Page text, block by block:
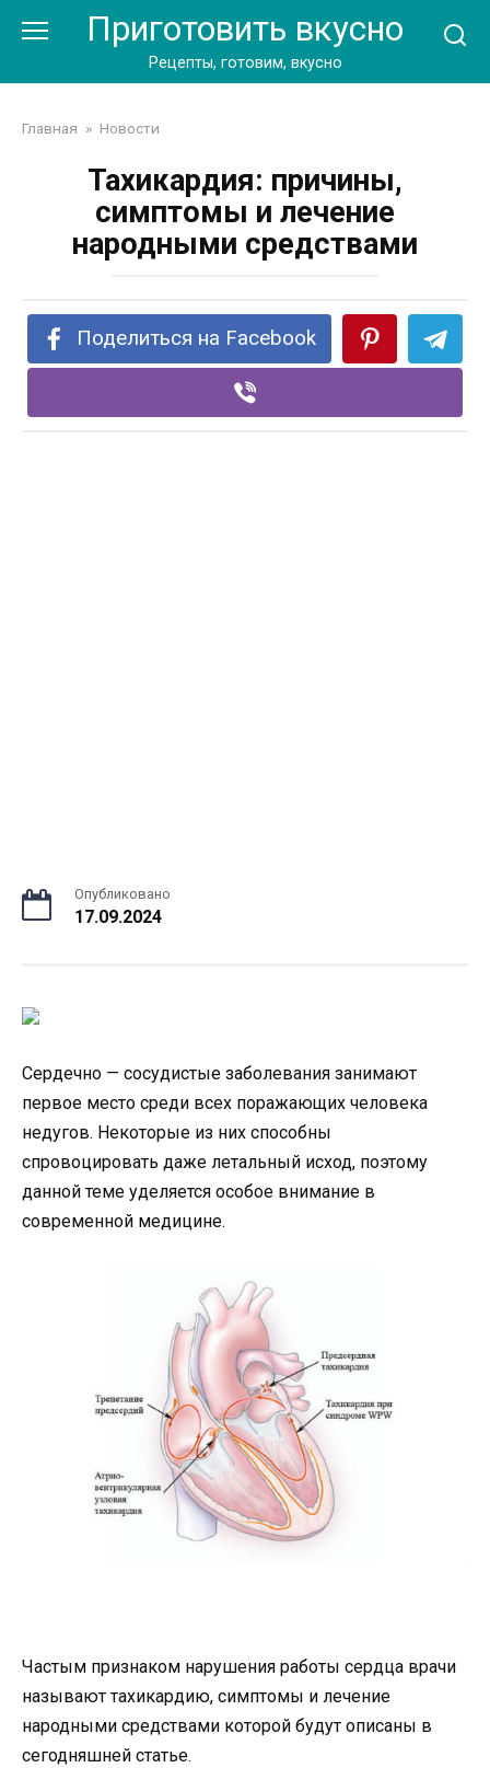
Приготовить вкусно
Рецепты, готовим, вкусно
Главная » Новости
Тахикардия: причины,
симптомы и лечение
народными средствами
Поделиться на Facebook
Опубликовано
17.09.2024
Сердечно — сосудистые заболевания занимают
первое место среди всех поражающих человека
недугов. Некоторые из них способны
спровоцировать даже летальный исход, поэтому
данной теме уделяется особое внимание в
современной медицине.
Частым признаком нарушения работы сердца врачи
называют тахикардию, симптомы и лечение
народными средствами которой будут описаны в
сегодняшней статье.